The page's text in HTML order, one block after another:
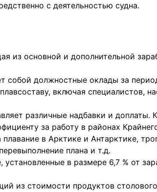
с деятельностью судна.
из основной и дополнительной
собой должностные оклады за
включая специалистов,
различные надбавки и доплаты.
за работу в районах
в Арктике и Антарктике,
плана и т.д.
в размере 6,7 % от
из стоимости продуктов